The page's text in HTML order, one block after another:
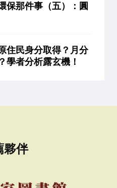
保那件事（五）：圓
住民身分取得？月分
學者分析露玄機！
夥伴